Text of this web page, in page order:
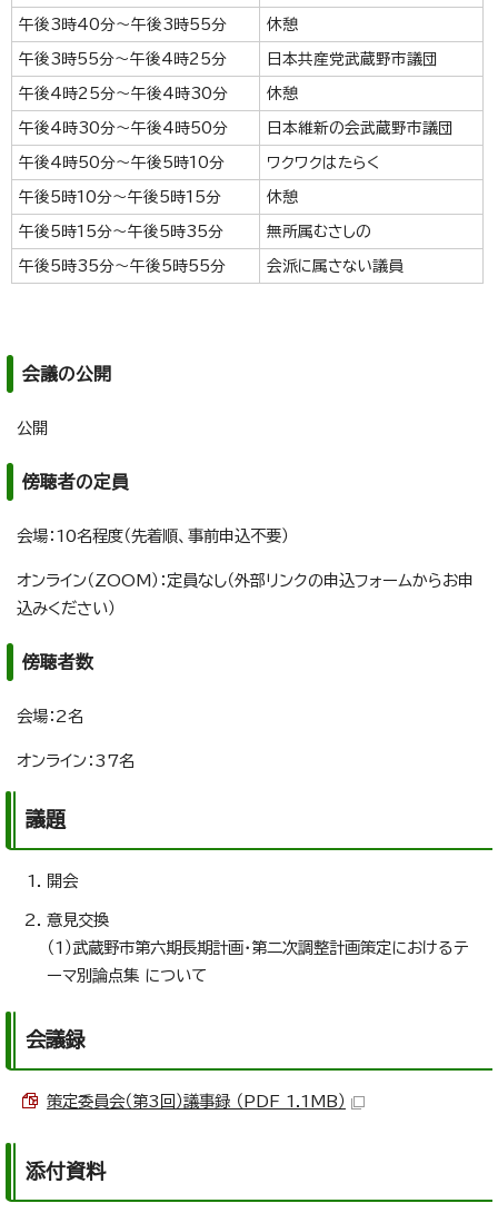
午後3時40分～午後3時55分 休憩
午後3時55分～午後4時25分 日本共産党武蔵野市議団
午後4時25分～午後4時30分 休憩
午後4時30分～午後4時50分 日本維新の会武蔵野市議団
午後4時50分～午後5時10分 ワクワクはたらく
午後5時10分～午後5時15分 休憩
午後5時15分～午後5時35分 無所属むさしの
午後5時35分～午後5時55分 会派に属さない議員
会議の公開
公開
傍聴者の定員
会場：10名程度（先着順、事前申込不要）
オンライン（ZOOM）：定員なし（外部リンクの申込フォームからお申
込みください）
傍聴者数
会場：2名
オンライン：37名
議題
開会
意見交換
（1）武蔵野市第六期長期計画・第二次調整計画策定におけるテ
ーマ別論点集 について
会議録
策定委員会（第3回）議事録 （PDF 1.1MB）
添付資料